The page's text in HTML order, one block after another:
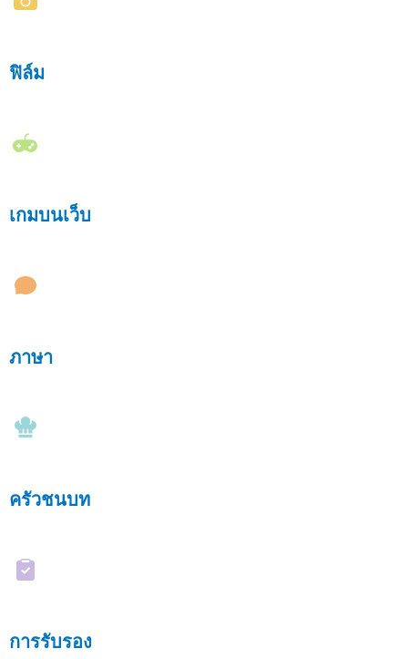
ฟิล์ม
เกมบนเว็บ
ภาษา
ครัวชนบท
การรับรอง